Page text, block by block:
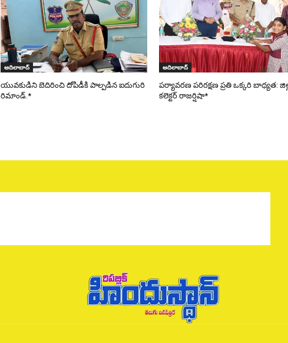
ఆదిలాబాద్
యువకుడిని బెదిరించి దోపిడీకి పాల్పడిన ఐదుగురి
రిమాండ్.*
ఆదిలాబాద్
పర్యావరణ పరిరక్షణ ప్రతి ఒక్కరి బాధ్యత:
కలెక్టర్ రాజర్షిషా*